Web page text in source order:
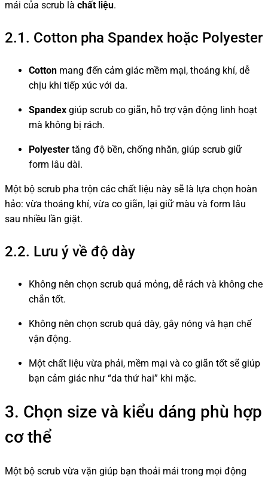
mái của scrub là chất liệu.
2.1. Cotton pha Spandex hoặc Polyester
Cotton mang đến cảm giác mềm mại, thoáng khí, dễ
chịu khi tiếp xúc với da.
Spandex giúp scrub co giãn, hỗ trợ vận động linh hoạt
mà không bị rách.
Polyester tăng độ bền, chống nhăn, giúp scrub giữ
form lâu dài.
Một bộ scrub pha trộn các chất liệu này sẽ là lựa chọn hoàn
hảo: vừa thoáng khí, vừa co giãn, lại giữ màu và form lâu
sau nhiều lần giặt.
2.2. Lưu ý về độ dày
Không nên chọn scrub quá mỏng, dễ rách và không che
chắn tốt.
Không nên chọn scrub quá dày, gây nóng và hạn chế
vận động.
Một chất liệu vừa phải, mềm mại và co giãn tốt sẽ giúp
bạn cảm giác như “da thứ hai” khi mặc.
3. Chọn size và kiểu dáng phù hợp
cơ thể
Một bộ scrub vừa vặn giúp bạn thoải mái trong mọi động